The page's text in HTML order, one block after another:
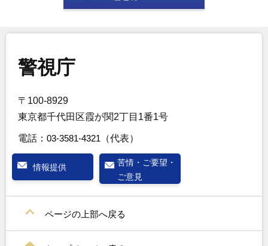
警視庁
〒100-8929
東京都千代田区霞が関2丁目1番1号
電話： 03-3581-4321 （代表）
情報提供
苦情・ご要望・
ご意見
ページの上部へ戻る